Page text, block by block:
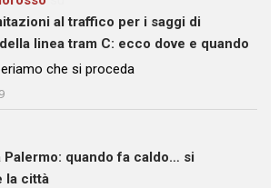
al traffico per i saggi di
linea tram C: ecco dove e quando
che si proceda
Palermo: quando fa caldo… si
la città